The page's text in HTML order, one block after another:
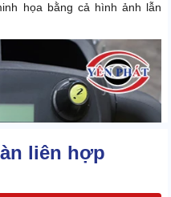
họa bằng cả hình ảnh lẫn
liên hợp